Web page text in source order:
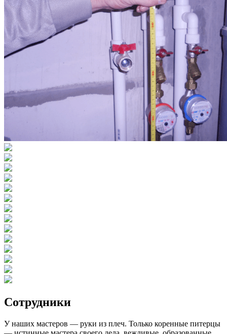
Сотрудники
У наших мастеров — руки из плеч. Только коренные питерцы